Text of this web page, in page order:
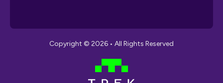
Copyright © 2026 • All Rights Reserved